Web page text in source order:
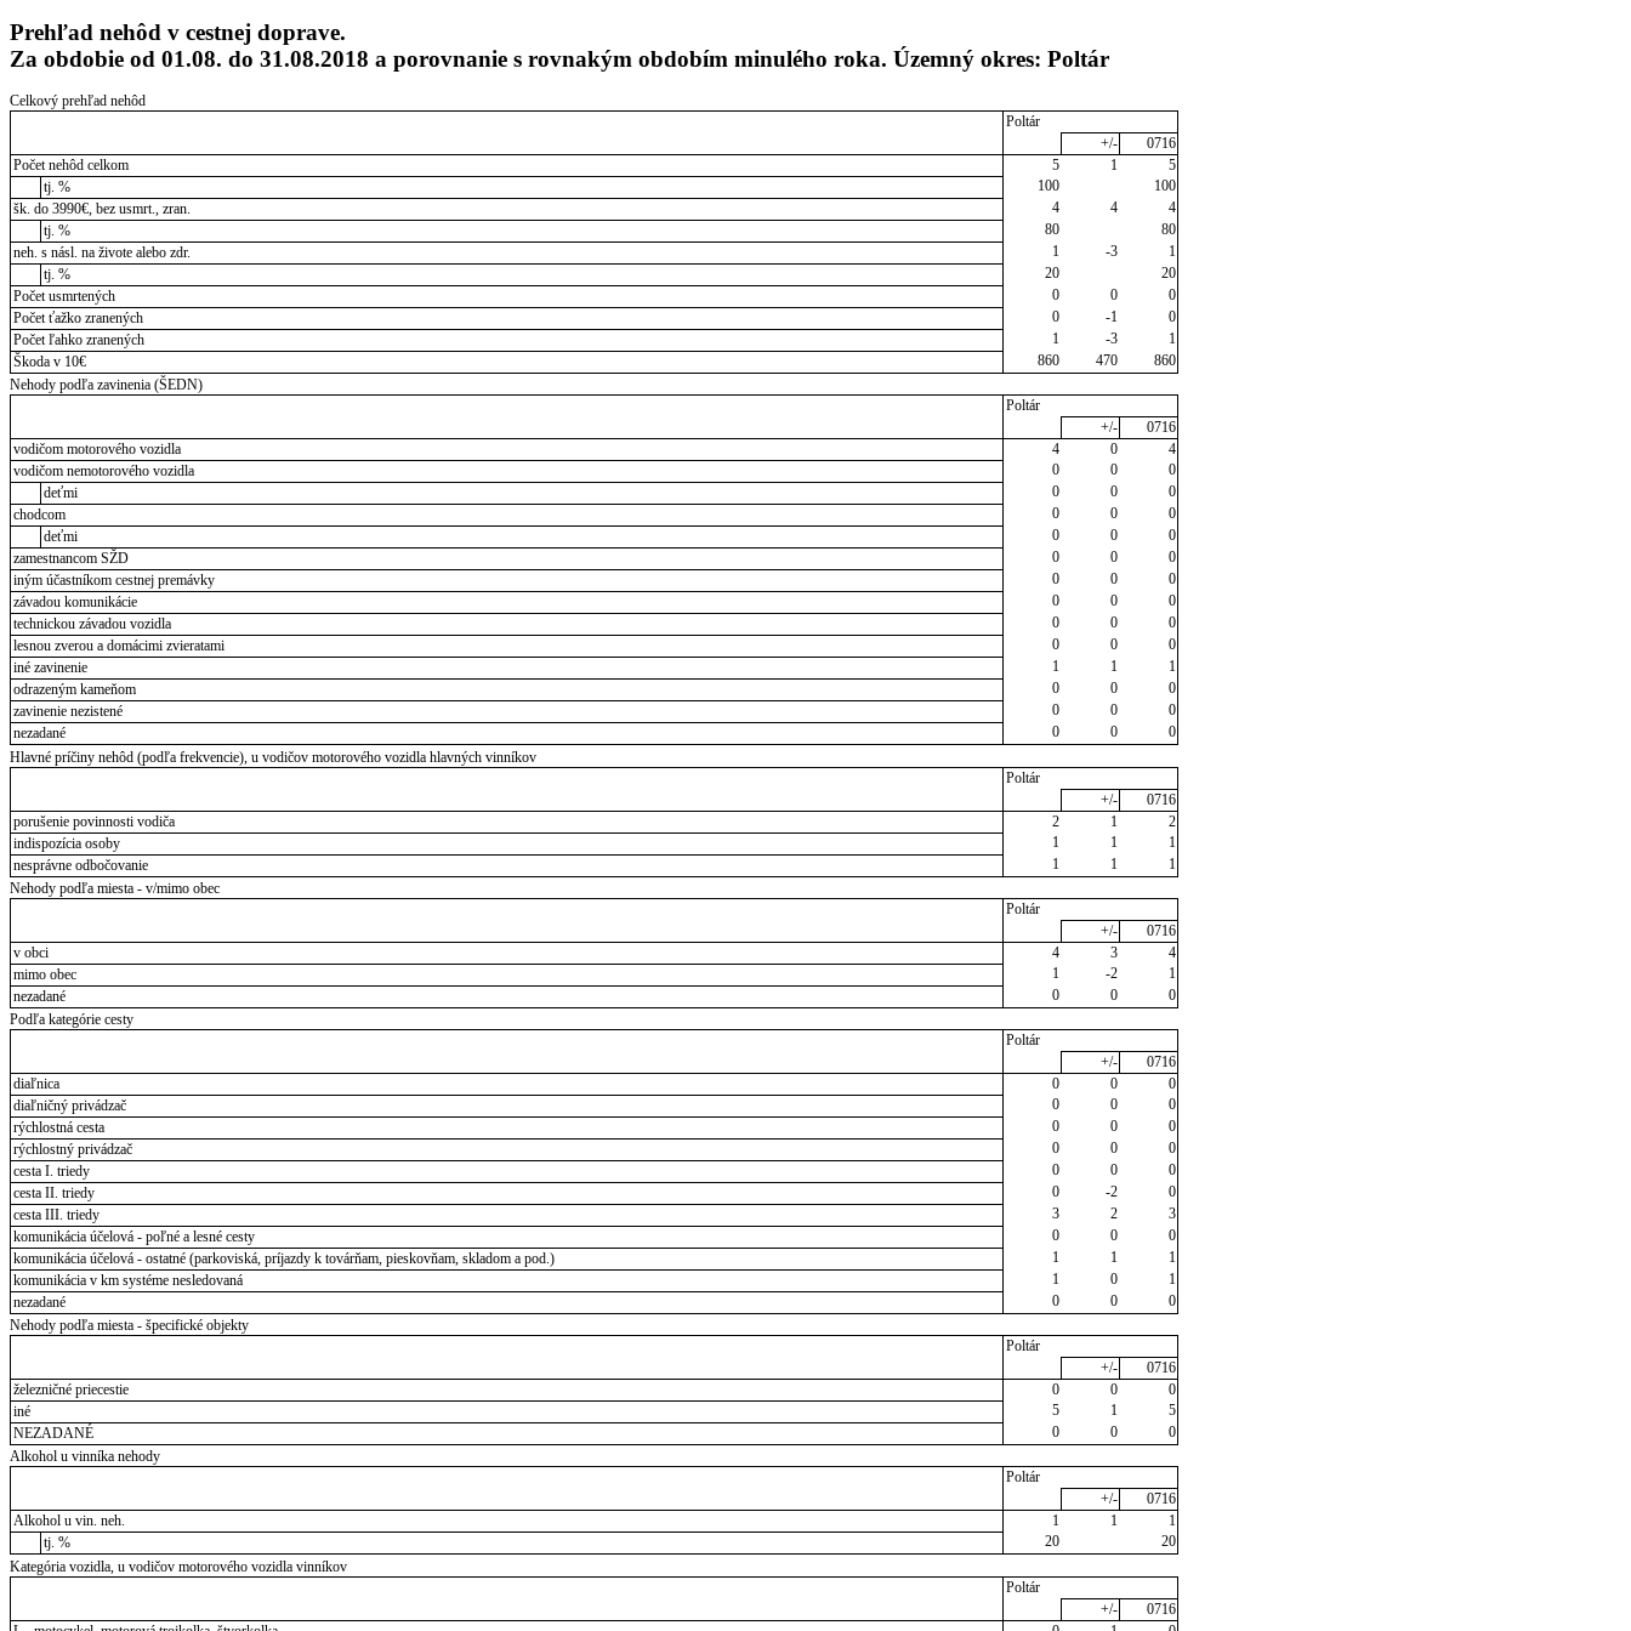
Prehľad nehôd v cestnej doprave.
Za obdobie od 01.08. do 31.08.2018 a porovnanie s rovnakým obdobím minulého roka. Územný okres: Poltár
Celkový prehľad nehôd
Poltár
+/-
0716
Počet nehôd celkom
5 1
5
tj. %
100
100
šk. do 3990€, bez usmrt., zran.
4 4
4
tj. %
80
80
neh. s násl. na živote alebo zdr.
1 -3
1
tj. %
20
20
Počet usmrtených
0 0
0
Počet ťažko zranených
0 -1
0
Počet ľahko zranených
1 -3
1
Škoda v 10€
860 470
860
Nehody podľa zavinenia (ŠEDN)
Poltár
+/-
0716
vodičom motorového vozidla
4 0
4
vodičom nemotorového vozidla
0 0
0
deťmi
0 0
0
chodcom
0 0
0
deťmi
0 0
0
zamestnancom SŽD
0 0
0
iným účastníkom cestnej premávky
0 0
0
závadou komunikácie
0 0
0
technickou závadou vozidla
0 0
0
lesnou zverou a domácimi zvieratami
0 0
0
iné zavinenie
1 1
1
odrazeným kameňom
0 0
0
zavinenie nezistené
0 0
0
nezadané
0 0
0
Hlavné príčiny nehôd (podľa frekvencie), u vodičov motorového vozidla hlavných vinníkov
Poltár
+/-
0716
porušenie povinnosti vodiča
2 1
2
indispozícia osoby
1 1
1
nesprávne odbočovanie
1 1
1
Nehody podľa miesta - v/mimo obec
Poltár
+/-
0716
v obci
4 3
4
mimo obec
1 -2
1
nezadané
0 0
0
Podľa kategórie cesty
Poltár
+/-
0716
diaľnica
0 0
0
diaľničný privádzač
0 0
0
rýchlostná cesta
0 0
0
rýchlostný privádzač
0 0
0
cesta I. triedy
0 0
0
cesta II. triedy
0 -2
0
cesta III. triedy
3 2
3
komunikácia účelová - poľné a lesné cesty
0 0
0
komunikácia účelová - ostatné (parkoviská, príjazdy k továrňam, pieskovňam, skladom a pod.)
1 1
1
komunikácia v km systéme nesledovaná
1 0
1
nezadané
0 0
0
Nehody podľa miesta - špecifické objekty
Poltár
+/-
0716
železničné priecestie
0 0
0
iné
5 1
5
NEZADANÉ
0 0
0
Alkohol u vinníka nehody
Poltár
+/-
0716
Alkohol u vin. neh.
1 1
1
tj. %
20
20
Kategória vozidla, u vodičov motorového vozidla vinníkov
Poltár
+/-
0716